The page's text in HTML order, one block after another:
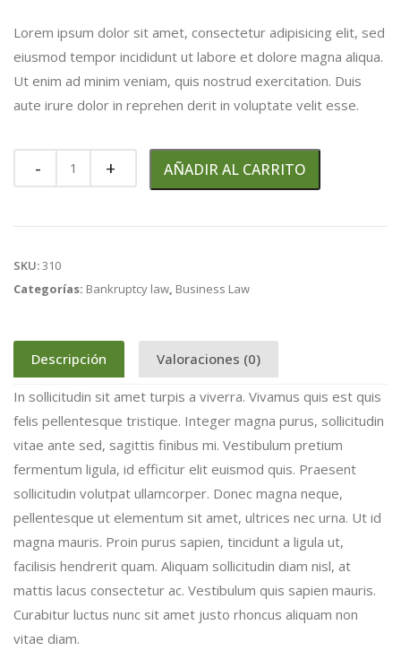
Lorem ipsum dolor sit amet, consectetur adipisicing elit, sed
eiusmod tempor incididunt ut labore et dolore magna aliqua.
Ut enim ad minim veniam, quis nostrud exercitation. Duis
aute irure dolor in reprehen derit in voluptate velit esse.
Quantity AÑADIR AL CARRITO
SKU:310
Categorías: Bankruptcy law, Business Law
Descripción Valoraciones (0)
In sollicitudin sit amet turpis a viverra. Vivamus quis est quis
felis pellentesque tristique. Integer magna purus, sollicitudin
vitae ante sed, sagittis finibus mi. Vestibulum pretium
fermentum ligula, id efficitur elit euismod quis. Praesent
sollicitudin volutpat ullamcorper. Donec magna neque,
pellentesque ut elementum sit amet, ultrices nec urna. Ut id
magna mauris. Proin purus sapien, tincidunt a ligula ut,
facilisis hendrerit quam. Aliquam sollicitudin diam nisl, at
mattis lacus consectetur ac. Vestibulum quis sapien mauris.
Curabitur luctus nunc sit amet justo rhoncus aliquam non
vitae diam.